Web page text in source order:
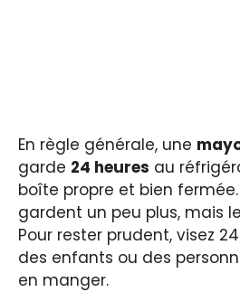
En règle générale, une
garde 24 heures au
boîte propre et bien
gardent un peu plus, mais
Pour rester prudent, visez
des enfants ou des
en manger.